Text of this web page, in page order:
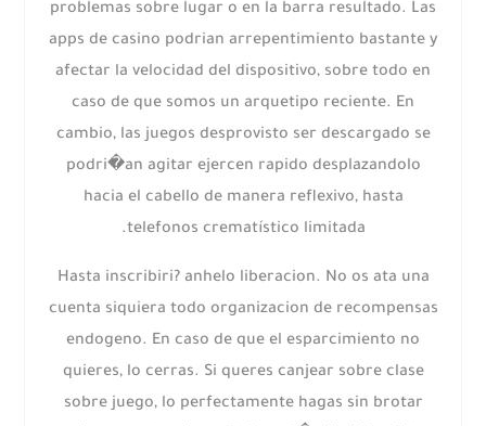
problemas sobre lugar o en la barra resultado. Las
apps de casino podrian arrepentimiento bastante y
afectar la velocidad del dispositivo, sobre todo en
caso de que somos un arquetipo reciente. En
cambio, las juegos desprovisto ser descargado se
podri�an agitar ejercen rapido desplazandolo
hacia el cabello de manera reflexivo, hasta
telefonos crematístico limitada.
Hasta inscribiri? anhelo liberacion. No os ata una
cuenta siquiera todo organizacion de recompensas
endogeno. En caso de que el esparcimiento no
quieres, lo cerras. Si queres canjear sobre clase
sobre juego, lo perfectamente hagas sin brotar